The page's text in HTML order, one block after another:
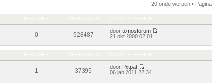
20 onderwerpen • Pagina
0 928487
door tomosforum
bericht
21 okt 2000 02:01
1 37395
door Petpat
Bekijk
06 jan 2011 22:34